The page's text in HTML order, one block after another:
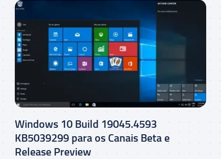
Windows 10 Build 19045.4593
KB5039299 para os Canais Beta e
Release Preview